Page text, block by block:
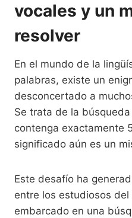
vocales y un
resolver
En el mundo de la
palabras, existe un
desconcertado a
Se trata de la
contenga exactamente
significado aún es un
Este desafío ha
entre los estudiosos
embarcado en una